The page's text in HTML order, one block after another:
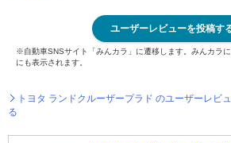
ユーザーレビューを投稿す
※自動車SNSサイト「みんカラ」に遷移します。みんカラ
にも表示されます。
トヨタ ランドクルーザープラド のユーザーレビ
る